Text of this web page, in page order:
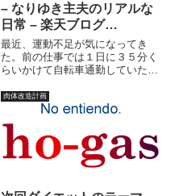
– なりゆき主夫のリアルな
日常 – 楽天ブログ
（Blog）
最近、運動不足が気になってき
た。前の仕事では１日に３５分く
らいかけて自転車通勤していたの
太ももに血管浮き出ていたのに、
つまんでみると明らかに体脂肪が
増えている。腹は・・・前から腹
筋浮き出てないけど。せっかく子
供...
肉体改造計画